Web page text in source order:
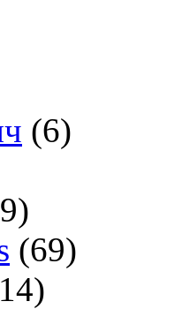
(6)
(69)